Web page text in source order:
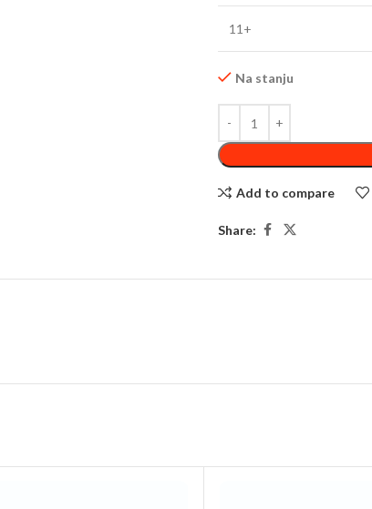
11+
Na stanju
Add to compare
Share: